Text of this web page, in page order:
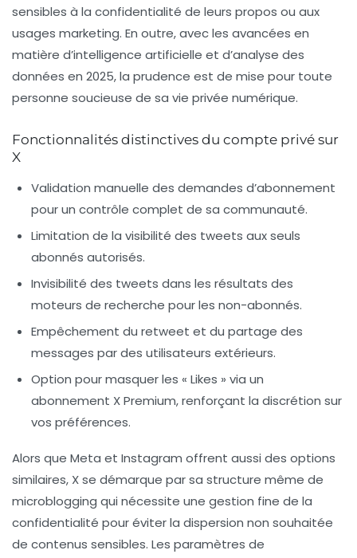
sensibles à la confidentialité de leurs propos ou aux
usages marketing. En outre, avec les avancées en
matière d’intelligence artificielle et d’analyse des
données en 2025, la prudence est de mise pour toute
personne soucieuse de sa vie privée numérique.
Fonctionnalités distinctives du compte privé sur
X
Validation manuelle des demandes d’abonnement
pour un contrôle complet de sa communauté.
Limitation de la visibilité des tweets aux seuls
abonnés autorisés.
Invisibilité des tweets dans les résultats des
moteurs de recherche pour les non-abonnés.
Empêchement du retweet et du partage des
messages par des utilisateurs extérieurs.
Option pour masquer les « Likes » via un
abonnement X Premium, renforçant la discrétion sur
vos préférences.
Alors que Meta et Instagram offrent aussi des options
similaires, X se démarque par sa structure même de
microblogging qui nécessite une gestion fine de la
confidentialité pour éviter la dispersion non souhaitée
de contenus sensibles. Les paramètres de